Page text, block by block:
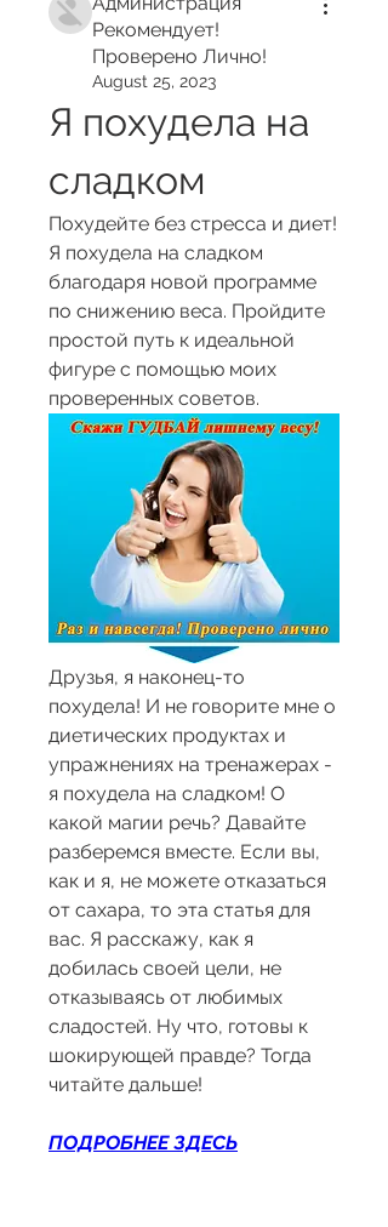
Рекомендует!
Проверено Лично!
August 25, 2023
Я похудела на
сладком
Похудейте без стресса и диет!
Я похудела на сладком
благодаря новой программе
по снижению веса. Пройдите
простой путь к идеальной
фигуре с помощью моих
проверенных советов.
Друзья, я наконец-то
похудела! И не говорите мне о
диетических продуктах и
упражнениях на тренажерах -
я похудела на сладком! О
какой магии речь? Давайте
разберемся вместе. Если вы,
как и я, не можете отказаться
от сахара, то эта статья для
вас. Я расскажу, как я
добилась своей цели, не
отказываясь от любимых
сладостей. Ну что, готовы к
шокирующей правде? Тогда
читайте дальше!
ПОДРОБНЕЕ ЗДЕСЬ